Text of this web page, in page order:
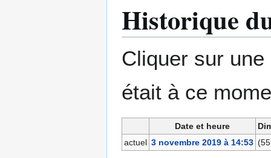
Historique
Cliquer sur
était à ce
Date et heure
actuel 3 novembre 2019 à 14:53